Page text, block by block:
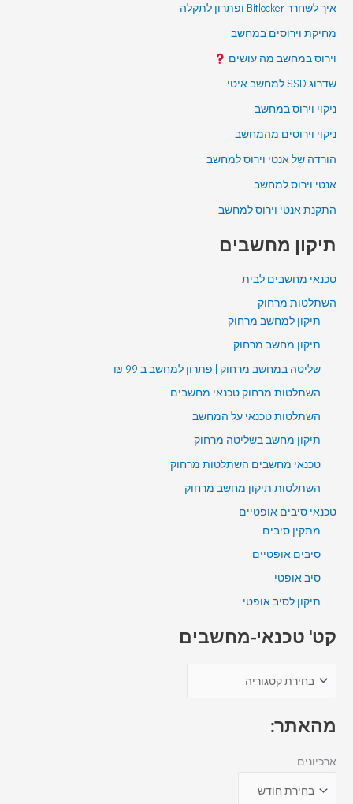
איך לשחרר Bitlocker ופתרון לתקלה
מחיקת וירוסים במחשב
וירוס במחשב מה עושים
שדרוג SSD למחשב איטי
ניקוי וירוס במחשב
ניקוי וירוסים מהמחשב
הורדה של אנטי וירוס למחשב
אנטי וירוס למחשב
התקנת אנטי וירוס למחשב
תיקון מחשבים
טכנאי מחשבים לבית
השתלטות מרחוק
תיקון למחשב מרחוק
תיקון מחשב מרחוק
שליטה במחשב מרחוק | פתרון למחשב ב 99 ₪
השתלטות מרחוק טכנאי מחשבים
השתלטות טכנאי על המחשב
תיקון מחשב בשליטה מרחוק
טכנאי מחשבים השתלטות מרחוק
השתלטות תיקון מחשב מרחוק
טכנאי סיבים אופטיים
מתקין סיבים
סיבים אופטיים
סיב אופטי
תיקון לסיב אופטי
קט' טכנאי-מחשבים
מהאתר:
ארכיונים